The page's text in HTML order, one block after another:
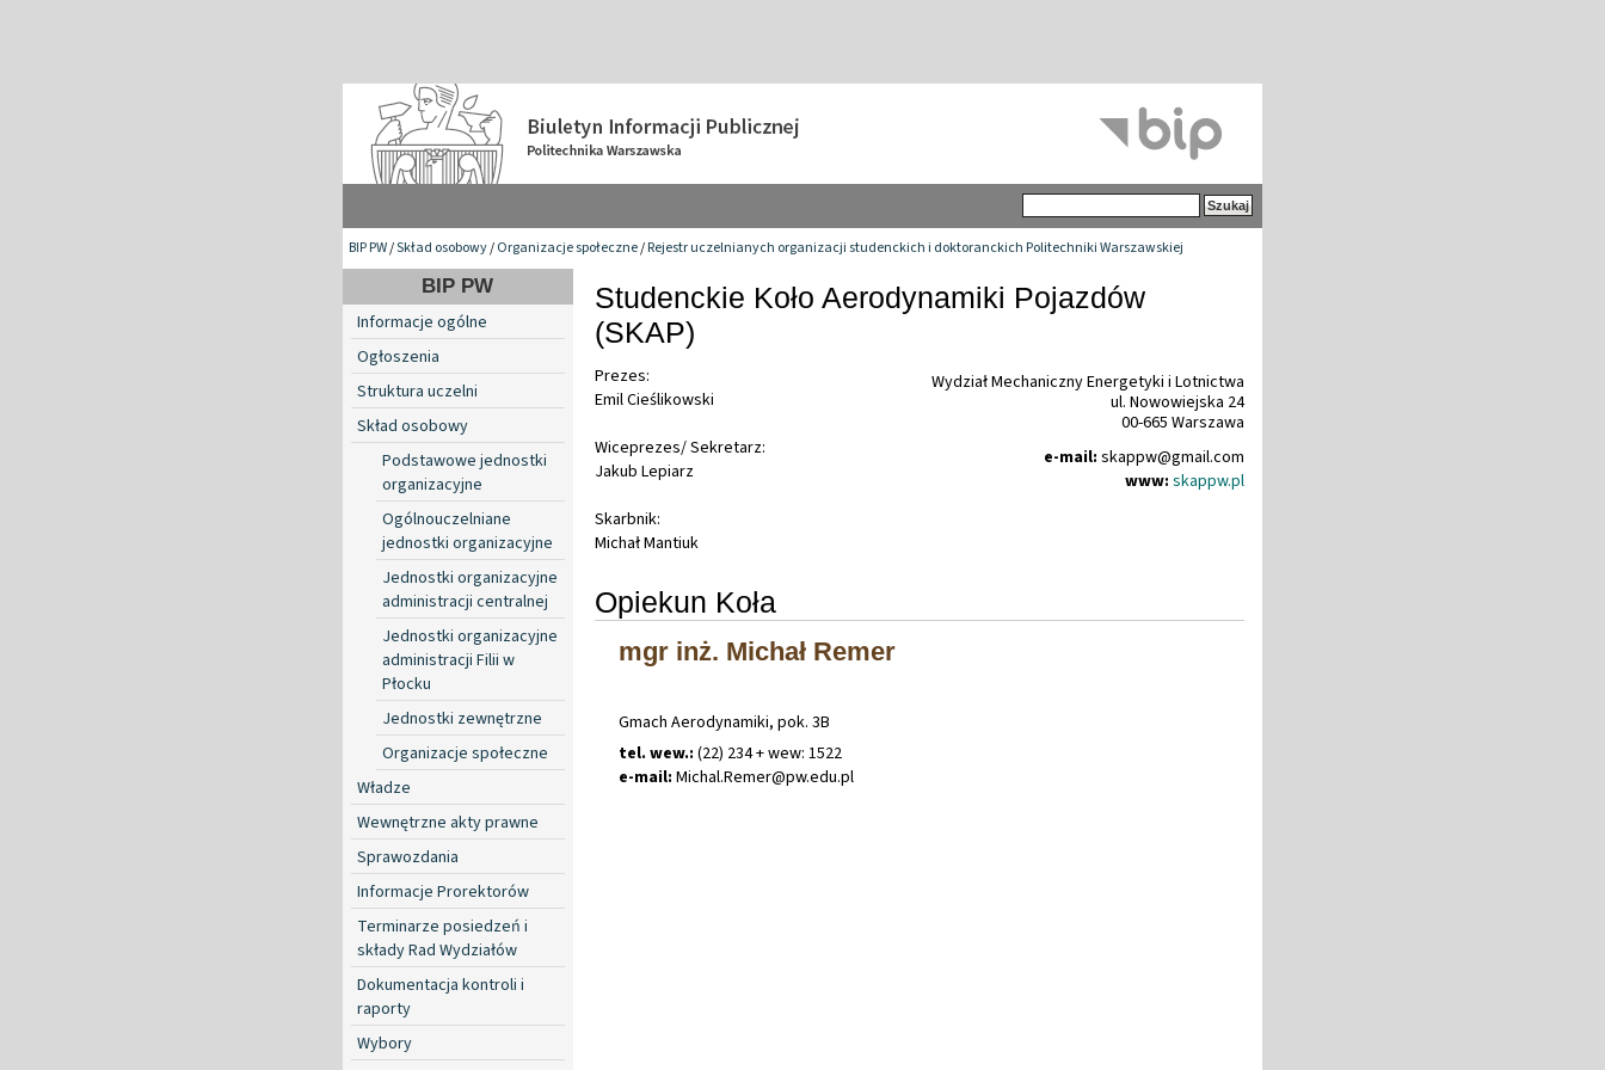
BIP PW/Skład osobowy/Organizacje społeczne/Rejestr uczelnianych organizacji studenckich i doktoranckich Politechniki Warszawskiej
BIP PW
Informacje ogólne
Ogłoszenia
Struktura uczelni
Skład osobowy
Podstawowe jednostki
organizacyjne
Ogólnouczelniane
jednostki organizacyjne
Jednostki organizacyjne
administracji centralnej
Jednostki organizacyjne
administracji Filii w
Płocku
Jednostki zewnętrzne
Organizacje społeczne
Władze
Wewnętrzne akty prawne
Sprawozdania
Informacje Prorektorów
Terminarze posiedzeń i
składy Rad Wydziałów
Dokumentacja kontroli i
raporty
Wybory
Studenckie Koło Aerodynamiki Pojazdów
(SKAP)
Wydział Mechaniczny Energetyki i Lotnictwa
ul. Nowowiejska 24
00-665 Warszawa
e-mail: skappw@gmail.com
www: skappw.pl
Prezes:
Emil Cieślikowski
Wiceprezes/ Sekretarz:
Jakub Lepiarz
Skarbnik:
Michał Mantiuk
Opiekun Koła
mgr inż. Michał Remer
Gmach Aerodynamiki, pok. 3B
tel. wew.: (22) 234 + wew: 1522
e-mail: Michal.Remer@pw.edu.pl